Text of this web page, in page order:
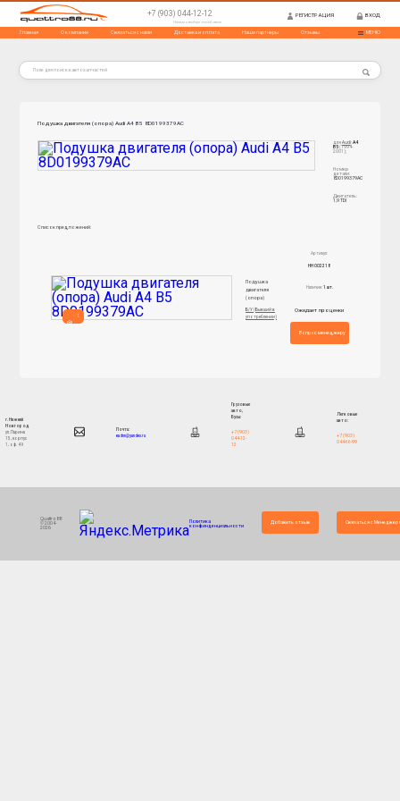
+7 (903) 044-12-12
Нажми и выбери способ связи
РЕГИСТРАЦИЯ ВХОД
Главная О компании Связаться с нами Доставка и оплата Наши партнеры Отзывы МЕНЮ
Подушка двигателя (опора) Audi A4 B5 8D0199379AC
дляAudi:A4
B5(1994-
2001);
Номер
детали:
8D0199379AC
Двигатель:
1,9 TDI
Список предложений:
1
Подушка
двигателя
(опора)
Б/У (Бывший в
употреблении)
Артикул:
НН 002218
Наличие: 1 шт.
Ожидает проценки
Вопрос менеджеру
г. Нижний
Новгород
ул. Ларина
15, корпус
1, оф. 49
Почта:
eadnn@yandex.ru
Грузовые
авто,
Бусы:
+7 (903)
044-12-
12
Легковые
авто:
+7 (903)
044-66-99
Quattro88
© 2004-
2026
Политика
конфинденциальности
Добавить отзыв Связаться с